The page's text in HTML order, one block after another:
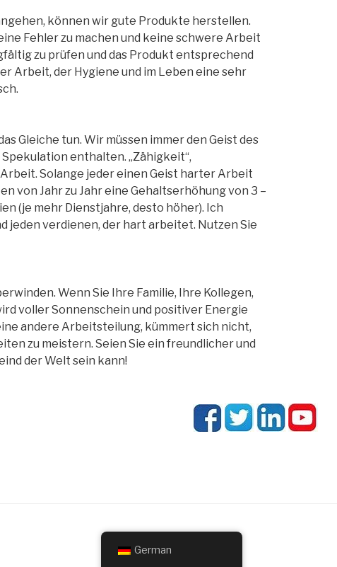
können wir gute Produkte herstellen.
Fehler zu machen und keine schwere Arbeit
zu prüfen und das Produkt entsprechend
Arbeit, der Hygiene und im Leben eine sehr
Gleiche tun. Wir müssen immer den Geist des
enthalten. „Zähigkeit“,
Solange jeder einen Geist harter Arbeit
von Jahr zu Jahr eine Gehaltserhöhung von 3 –
(je mehr Dienstjahre, desto höher). Ich
jeden verdienen, der hart arbeitet. Nutzen Sie
Wenn Sie Ihre Familie, Ihre Kollegen,
voller Sonnenschein und positiver Energie
andere Arbeitsteilung, kümmert sich nicht,
zu meistern. Seien Sie ein freundlicher und
der Welt sein kann!
German